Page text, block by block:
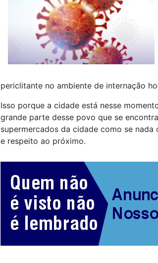
periclitante no ambiente de internação
Isso porque a cidade está nesse
grande parte desse povo que se
supermercados da cidade como se
e respeito ao próximo.